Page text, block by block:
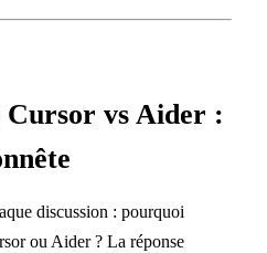
Cursor vs Aider :
discussion : pourquoi
ou Aider ? La réponse